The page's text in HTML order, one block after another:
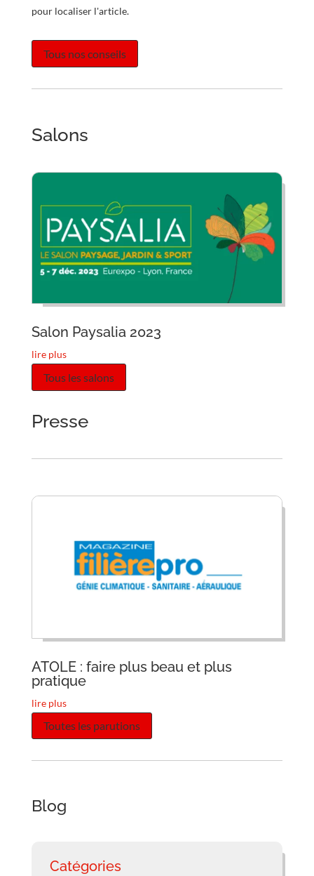
pour localiser l'article.
Tous nos conseils
Salons
Salon Paysalia 2023
lire plus
Tous les salons
Presse
ATOLE : faire plus beau et plus
pratique
lire plus
Toutes les parutions
Blog
Catégories